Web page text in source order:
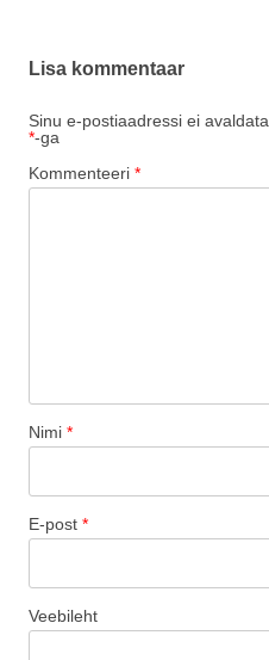
Lisa kommentaar
Sinu e-postiaadressi ei avaldata.
*-ga
Kommenteeri *
Nimi *
E-post *
Veebileht